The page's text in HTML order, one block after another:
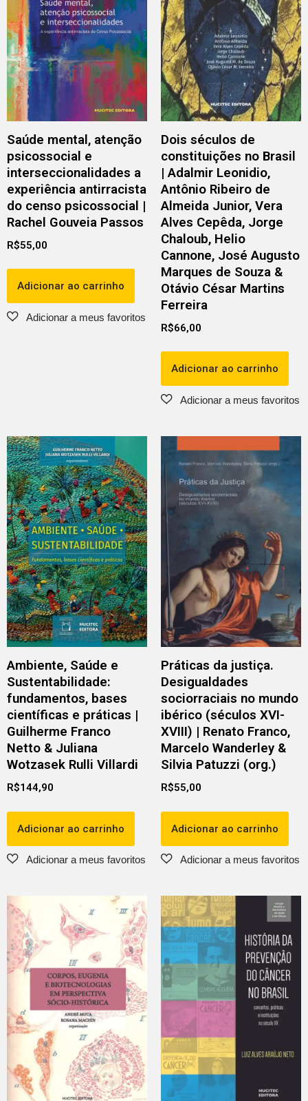
Saúde mental, atenção
psicossocial e
interseccionalidades a
experiência antirracista
do censo psicossocial |
Rachel Gouveia Passos
R$55,00
Adicionar ao carrinho
Dois séculos de
constituições no Brasil
| Adalmir Leonidio,
Antônio Ribeiro de
Almeida Junior, Vera
Alves Cepêda, Jorge
Chaloub, Helio
Cannone, José Augusto
Marques de Souza &
Otávio César Martins
Ferreira
R$66,00
Adicionar ao carrinho
Ambiente, Saúde e
Sustentabilidade:
fundamentos, bases
científicas e práticas |
Guilherme Franco
Netto & Juliana
Wotzasek Rulli Villardi
R$144,90
Adicionar ao carrinho
Práticas da justiça.
Desigualdades
sociorraciais no mundo
ibérico (séculos XVI-
XVIII) | Renato Franco,
Marcelo Wanderley &
Silvia Patuzzi (org.)
R$55,00
Adicionar ao carrinho